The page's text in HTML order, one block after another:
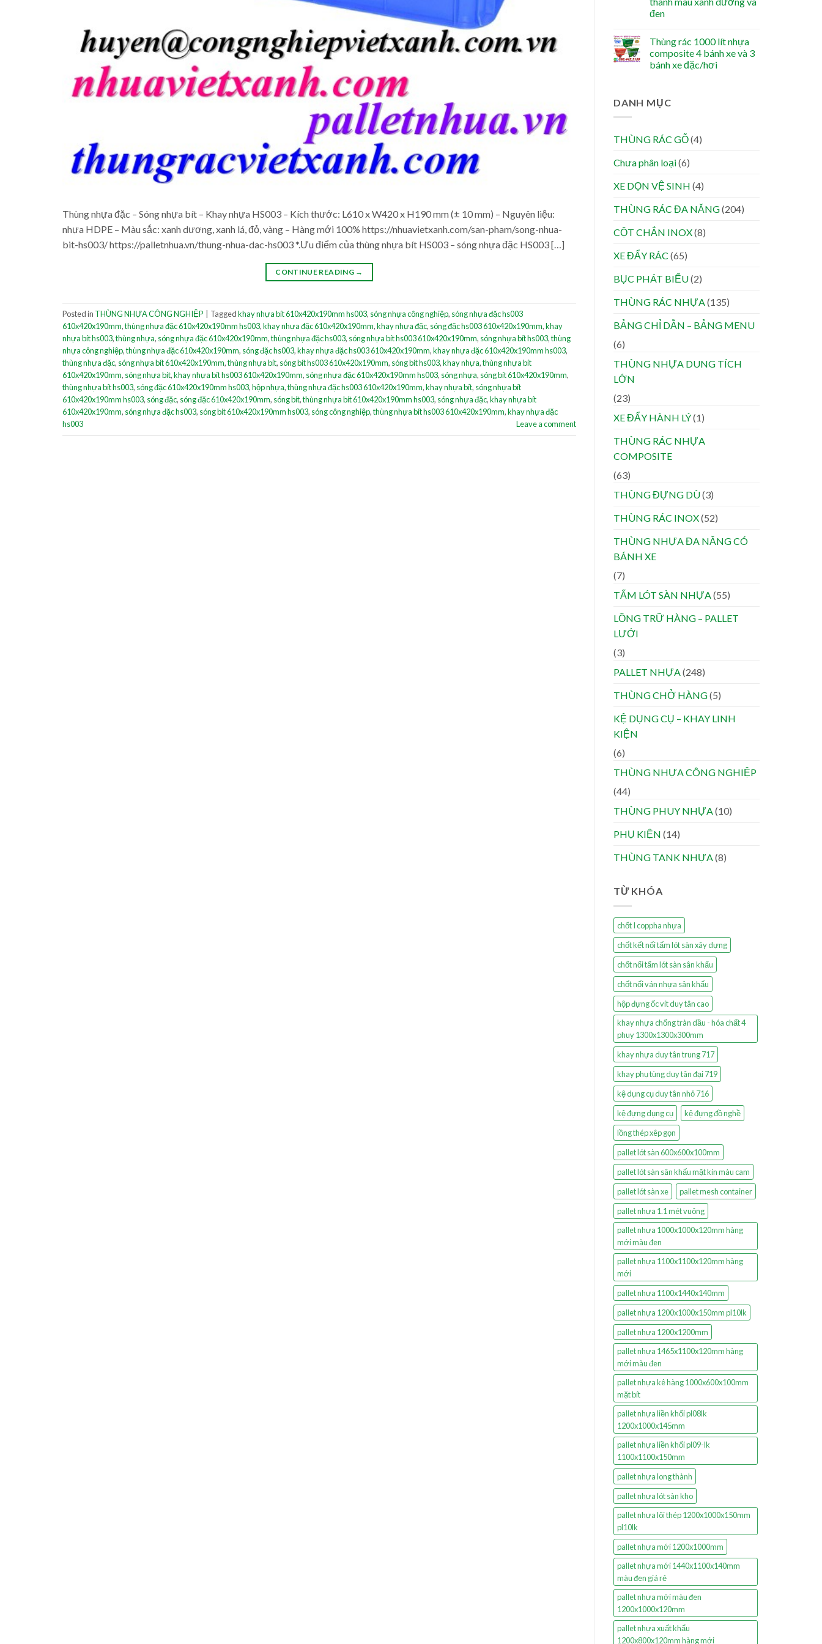
Thùng nhựa đặc – Sóng nhựa bít – Khay nhựa HS003 – Kích thước: L610 x W420 x H190 mm (± 10 mm) – Nguyên liệu:
nhựa HDPE – Màu sắc: xanh dương, xanh lá, đỏ, vàng – Hàng mới 100% https://nhuavietxanh.com/san-pham/song-nhua-
bit-hs003/ https://palletnhua.vn/thung-nhua-dac-hs003 *.Ưu điểm của thùng nhựa bít HS003 – sóng nhựa đặc HS003 […]
CONTINUE READING →
Posted in THÙNG NHỰA CÔNG NGHIỆP Taggedkhay nhựa bít 610x420x190mm hs003, sóng nhựa công nghiệp, sóng nhựa đặc hs003
610x420x190mm,thùng nhựa đặc 610x420x190mm hs003,khay nhựa đặc 610x420x190mm,khay nhựa đặc, sóng đặc hs003 610x420x190mm,khay
nhựa bít hs003,thùng nhựa, sóng nhựa đặc 610x420x190mm,thùng nhựa đặc hs003, sóng nhựa bít hs003 610x420x190mm, sóng nhựa bít hs003,thùng
nhựa công nghiệp,thùng nhựa đặc 610x420x190mm, sóng đặc hs003,khay nhựa đặc hs003 610x420x190mm,khay nhựa đặc 610x420x190mm hs003,
thùng nhựa đặc, sóng nhựa bít 610x420x190mm,thùng nhựa bít, sóng bít hs003 610x420x190mm, sóng bít hs003,khay nhựa,thùng nhựa bít
610x420x190mm, sóng nhựa bít,khay nhựa bít hs003 610x420x190mm, sóng nhựa đặc 610x420x190mm hs003, sóng nhựa, sóng bít 610x420x190mm,
thùng nhựa bít hs003, sóng đặc 610x420x190mm hs003,hộp nhựa,thùng nhựa đặc hs003 610x420x190mm,khay nhựa bít, sóng nhựa bít
610x420x190mm hs003, sóng đặc, sóng đặc 610x420x190mm, sóng bít,thùng nhựa bít 610x420x190mm hs003, sóng nhựa đặc,khay nhựa bít
610x420x190mm, sóng nhựa đặc hs003, sóng bít 610x420x190mm hs003, sóng công nghiệp,thùng nhựa bít hs003 610x420x190mm,khay nhựa đặc
hs003
Leave a comment
đen
Thùng rác 1000 lít nhựa
composite 4 bánh xe và 3
bánh xe đặc/hơi
DANH MỤC
THÙNG RÁC GỖ(4)
Chưa phân loại(6)
XE DỌN VỆ SINH (4)
THÙNG RÁC ĐA NĂNG(204)
CỘT CHẮN INOX(8)
XE ĐẨY RÁC (65)
BỤC PHÁT BIỂU(2)
THÙNG RÁC NHỰA(135)
BẢNG CHỈ DẪN – BẢNG MENU
(6)
THÙNG NHỰA DUNG TÍCH
LỚN
(23)
XE ĐẨY HÀNH LÝ(1)
THÙNG RÁC NHỰA
COMPOSITE
(63)
THÙNG ĐỰNG DÙ(3)
THÙNG RÁC INOX(52)
THÙNG NHỰA ĐA NĂNG CÓ
BÁNH XE
(7)
TẤM LÓT SÀN NHỰA(55)
LỒNG TRỮ HÀNG – PALLET
LƯỚI
(3)
PALLET NHỰA(248)
THÙNG CHỞ HÀNG(5)
KỆ DỤNG CỤ – KHAY LINH
KIỆN
(6)
THÙNG NHỰA CÔNG NGHIỆP
(44)
THÙNG PHUY NHỰA(10)
PHỤ KIỆN (14)
THÙNG TANK NHỰA(8)
TỪ KHÓA
chốt I coppha nhựa
chốt kết nối tấm lót sàn xây dựng
chốt nối tấm lót sàn sân khấu
chốt nối ván nhựa sân khấu
hộp đựng ốc vít duy tân cao
khay nhựa chống tràn dầu - hóa chất 4
phuy 1300x1300x300mm
khay nhựa duy tân trung 717
khay phụ tùng duy tân đại 719
kệ dụng cụ duy tân nhỏ 716
kệ đựng dụng cụ
kệ đựng đồ nghề
lồng thép xêp gọn
pallet lót sàn 600x600x100mm
pallet lót sàn sân khấu mặt kín màu cam
pallet lót sàn xe
pallet mesh container
pallet nhựa 1.1 mét vuông
pallet nhựa 1000x1000x120mm hàng
mới màu đen
pallet nhựa 1100x1100x120mm hàng
mới
pallet nhựa 1100x1440x140mm
pallet nhựa 1200x1000x150mm pl10lk
pallet nhựa 1200x1200mm
pallet nhựa 1465x1100x120mm hàng
mới màu đen
pallet nhựa kê hàng 1000x600x100mm
mặt bít
pallet nhựa liền khối pl08lk
1200x1000x145mm
pallet nhựa liền khối pl09-lk
1100x1100x150mm
pallet nhựa long thành
pallet nhựa lót sàn kho
pallet nhựa lõi thép 1200x1000x150mm
pl10lk
pallet nhựa mới 1200x1000mm
pallet nhựa mới 1440x1100x140mm
màu đen giá rẻ
pallet nhựa mới màu đen
1200x1000x120mm
pallet nhựa xuất khẩu
1200x800x120mm hàng mới